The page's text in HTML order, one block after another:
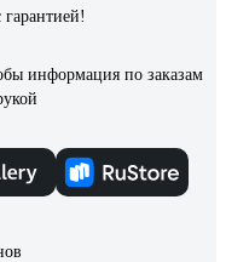
информация по заказам